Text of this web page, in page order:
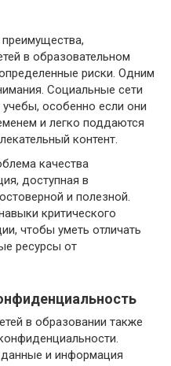
в образовательном
риски. Одним
Социальные сети
учебы, особенно если они
и легко поддаются
контент.
качества
доступная в
и полезной.
критического
чтобы уметь отличать
ресурсы от
в образовании также
и информация